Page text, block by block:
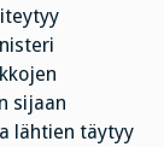
sijaan
lähtien täytyy